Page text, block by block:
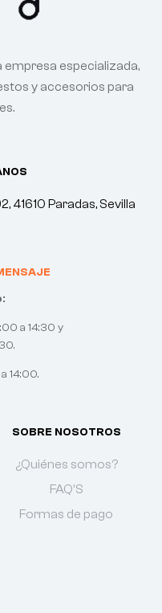
41610 Paradas, Sevilla
a 14:30 y
14:00.
SOBRE NOSOTROS
¿Quiénes somos?
FAQ'S
Formas de pago
especializada,
y accesorios para